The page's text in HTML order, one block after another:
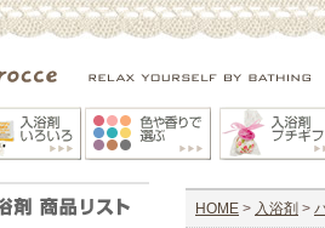
HOME > 入浴剤 >